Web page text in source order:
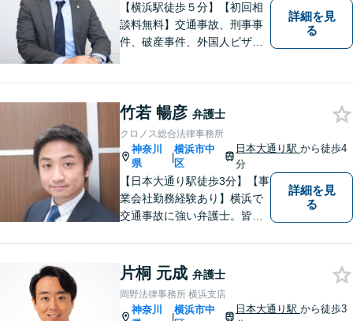
【横浜駅徒歩５分】【初回相
談料無料】交通事故、刑事事
件、破産事件、外国人ビザ事
お話を伺います。
詳細を見
る
竹若 暢彦 弁護士
クロノス総合法律事務所
神奈川
県
|
横浜市中
区
日本大通り駅から徒歩4
分
【日本大通り駅徒歩3分】【事
業会社勤務経験あり】横浜で
交通事故に強い弁護士。皆様
最大限サポートいたします。
初回無料相談にて、お気軽に
ご相談くださいませ。
詳細を見
る
片桐 元成 弁護士
岡野法律事務所 横浜支店
神奈川
|
横浜市中
日本大通り駅から徒歩3